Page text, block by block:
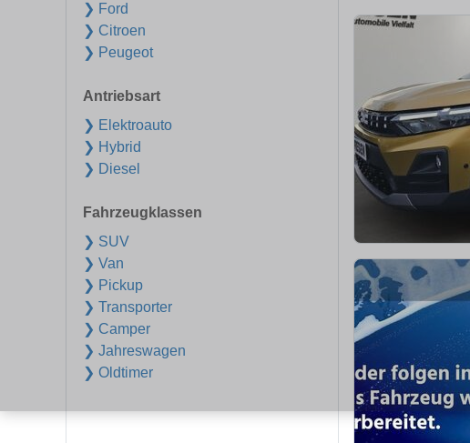
❯ Ford
❯ Citroen
❯ Peugeot
Antriebsart
❯ Elektroauto
❯ Hybrid
❯ Diesel
Fahrzeugklassen
❯ SUV
❯ Van
❯ Pickup
❯ Transporter
❯ Camper
❯ Jahreswagen
❯ Oldtimer